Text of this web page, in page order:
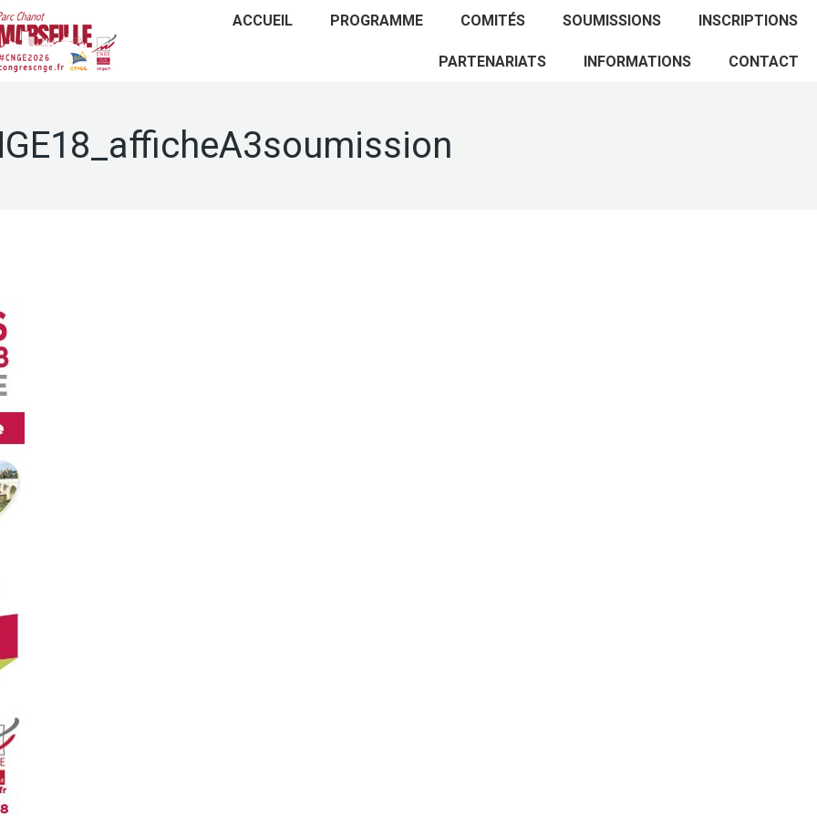
ACCUEIL PROGRAMME COMITÉS SOUMISSIONS INSCRIPTIONS
PARTENARIATS INFORMATIONS CONTACT
ACCUEIL PROGRAMME COMITÉS
SOUMISSIONS INSCRIPTIONS PARTENARIATS